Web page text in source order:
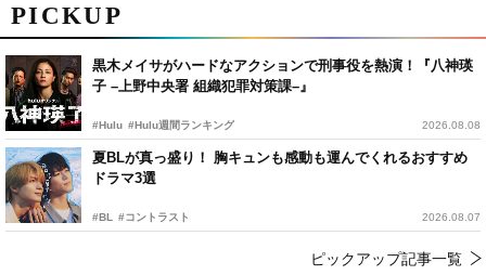
PICKUP
黒木メイサがハードなアクションで刑事役を熱演！『八神瑛
子 –上野中央署 組織犯罪対策課–』
#Hulu #Hulu週間ランキング 2026.08.08
夏BLが真っ盛り！ 胸キュンも感動も運んでくれるおすすめ
ドラマ3選
#BL #コントラスト 2026.08.07
ピックアップ記事一覧